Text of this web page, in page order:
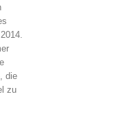
die
zu